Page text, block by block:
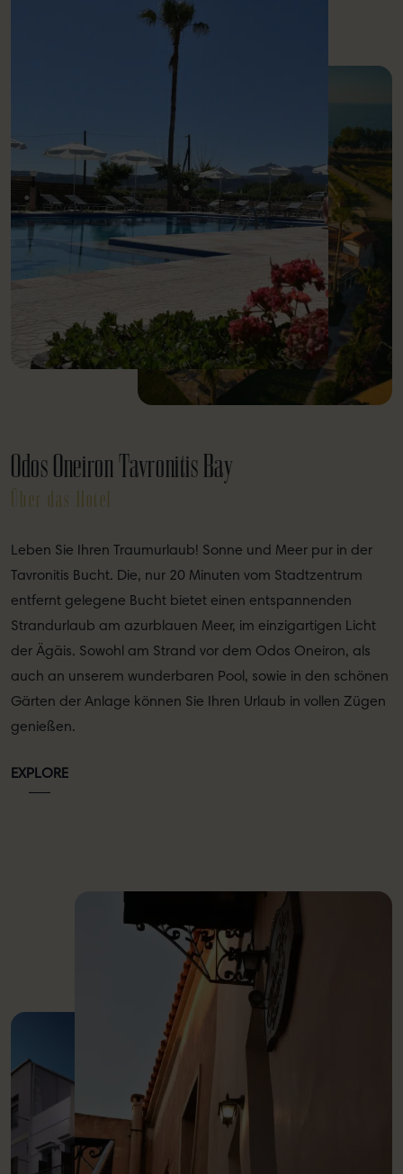
Odos Oneiron Tavronitis Bay
Über das Hotel
Leben Sie Ihren Traumurlaub! Sonne und Meer pur in der
Tavronitis Bucht. Die, nur 20 Minuten vom Stadtzentrum
entfernt gelegene Bucht bietet einen entspannenden
Strandurlaub am azurblauen Meer, im einzigartigen Licht
der Ägäis. Sowohl am Strand vor dem Odos Oneiron, als
auch an unserem wunderbaren Pool, sowie in den schönen
Gärten der Anlage können Sie Ihren Urlaub in vollen Zügen
genießen.
EXPLORE